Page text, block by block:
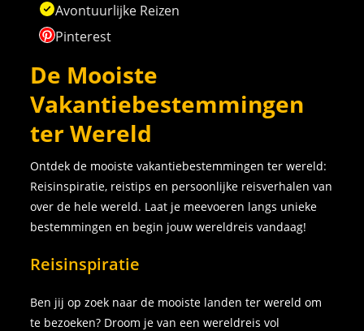
Avontuurlijke Reizen
Pinterest
De Mooiste
Vakantiebestemmingen
ter Wereld
Ontdek de mooiste vakantiebestemmingen ter wereld:
Reisinspiratie, reistips en persoonlijke reisverhalen van
over de hele wereld. Laat je meevoeren langs unieke
bestemmingen en begin jouw wereldreis vandaag!
Reisinspiratie
Ben jij op zoek naar de mooiste landen ter wereld om
te bezoeken? Droom je van een wereldreis vol